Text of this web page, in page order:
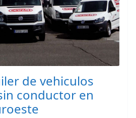
de vehiculos
conductor en